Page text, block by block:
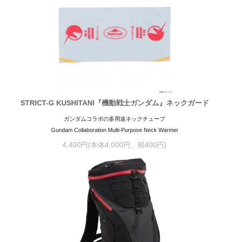
STRICT-G KUSHITANI『機動戦士ガンダム』ネックガード
ガンダムコラボの多用途ネックチューブ
Gundam Collaboration Multi-Purpose Neck Warmer
4,400円(本体4,000円、税400円)